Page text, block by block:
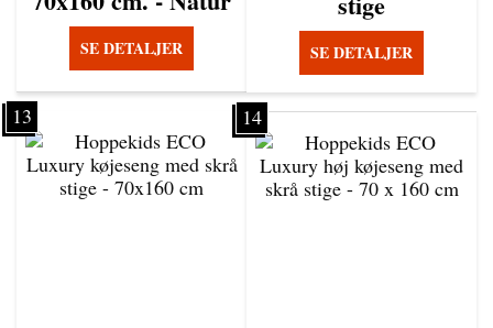
SE DETALJER SE DETALJER
13 14